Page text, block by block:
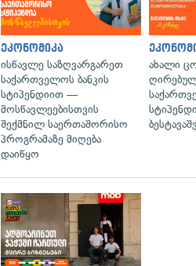
ეკონომიკა
ისწავლე საზღვარგარეთ
საქართველოს ბანკის
სტიპენდიით —
მოსწავლეებისთვის
შექმნილ საერთაშორისო
პროგრამაზე მიღება
დაიწყო
ახალი